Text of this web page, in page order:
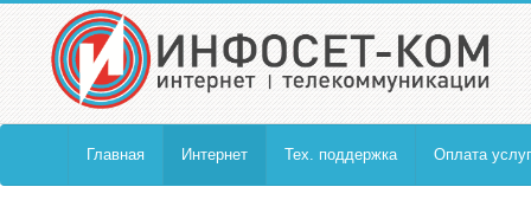
Главная Интернет Тех. поддержка Оплата